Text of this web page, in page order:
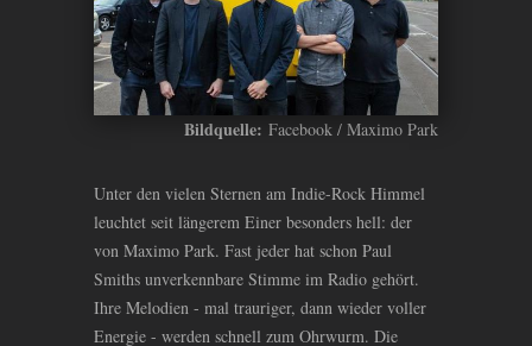
Bildquelle: Facebook / Maximo Park
Unter den vielen Sternen am Indie-Rock Himmel
leuchtet seit längerem Einer besonders hell: der
von Maximo Park. Fast jeder hat schon Paul
Smiths unverkennbare Stimme im Radio gehört.
Ihre Melodien - mal trauriger, dann wieder voller
Energie - werden schnell zum Ohrwurm. Die